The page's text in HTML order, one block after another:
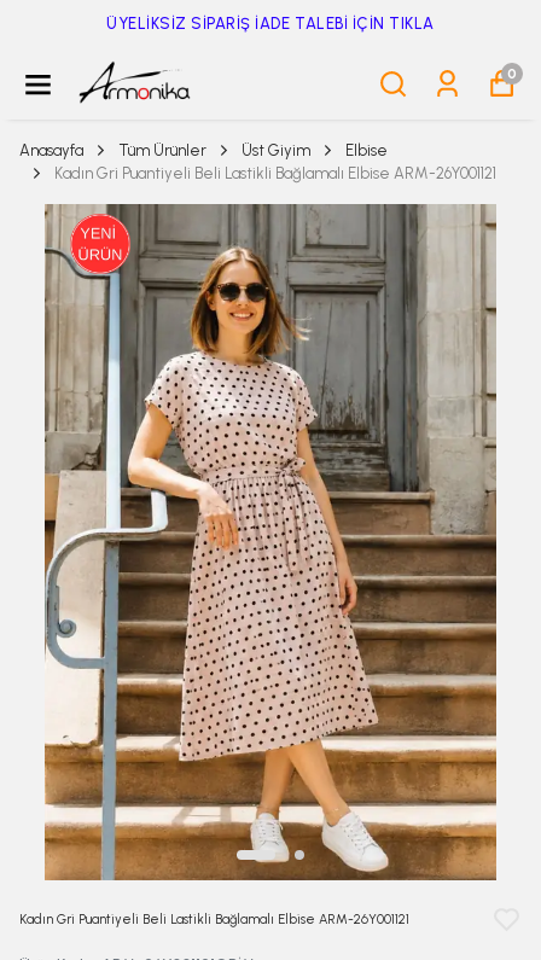
ÜYELİKSİZ SİPARİŞ İADE TALEBİ İÇİN TIKLA
0
Anasayfa Tüm Ürünler Üst Giyim
Elbise
Kadın Gri Puantiyeli Beli Lastikli Bağlamalı Elbise ARM-26Y001121
Kadın Gri Puantiyeli Beli Lastikli Bağlamalı Elbise ARM-26Y001121